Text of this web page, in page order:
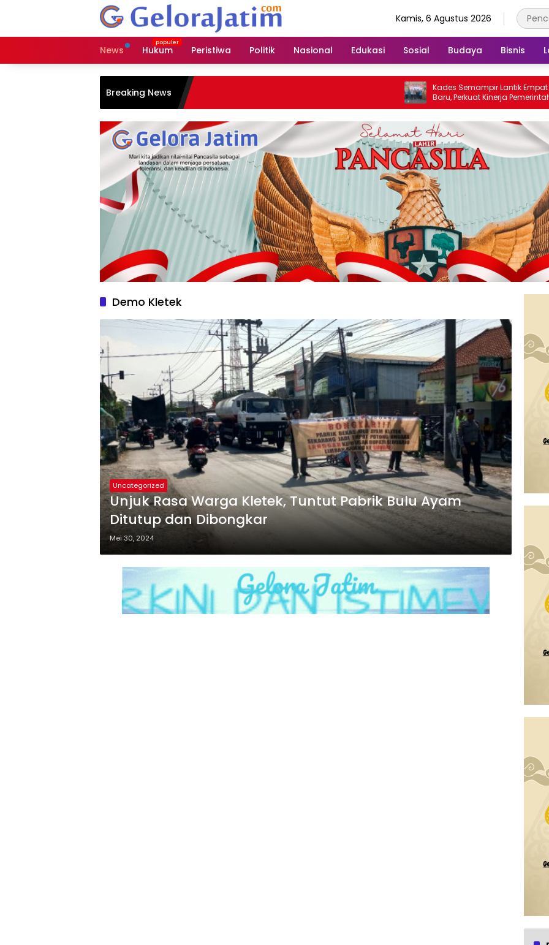
Kamis, 6 Agustus 2026
News Hukum Peristiwa Politik Nasional Edukasi Sosial Budaya Bisnis
Breaking News
Kades Semampir Lantik Empat Pejabat
Baru, Perkuat Kinerja Pemerintahan Desa
Melalui Penyegaran Organisasi
Demo Kletek
Uncategorized
Unjuk Rasa Warga Kletek, Tuntut Pabrik Bulu Ayam
Ditutup dan Dibongkar
Mei 30, 2024